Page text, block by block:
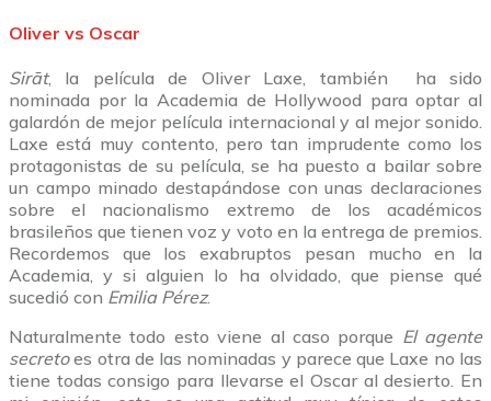
Oliver vs Oscar
Sirāt, la película de Oliver Laxe, también ha sido
nominada por la Academia de Hollywood para optar al
galardón de mejor película internacional y al mejor sonido.
Laxe está muy contento, pero tan imprudente como los
protagonistas de su película, se ha puesto a bailar sobre
un campo minado destapándose con unas declaraciones
sobre el nacionalismo extremo de los académicos
brasileños que tienen voz y voto en la entrega de premios.
Recordemos que los exabruptos pesan mucho en la
Academia, y si alguien lo ha olvidado, que piense qué
sucedió con Emilia Pérez.
Naturalmente todo esto viene al caso porque El agente
secretoes otra de las nominadas y parece que Laxe no las
tiene todas consigo para llevarse el Oscar al desierto. En